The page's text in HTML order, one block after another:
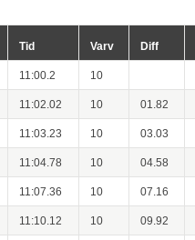
Tid Varv Diff
11:00.2 10
11:02.02 10 01.82
11:03.23 10 03.03
11:04.78 10 04.58
11:07.36 10 07.16
11:10.12 10 09.92